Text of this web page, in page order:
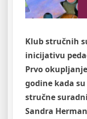
Klub stručnih
inicijativu
Prvo
godine kada
stručne
Sandra